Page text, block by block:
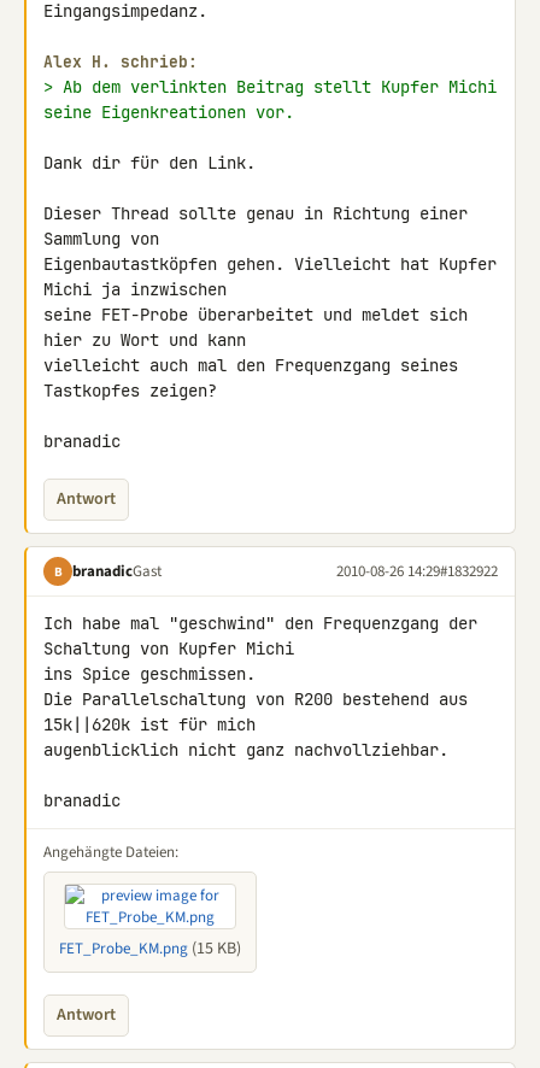
Eingangsimpedanz.
Alex H. schrieb:
> Ab dem verlinkten Beitrag stellt Kupfer Michi
seine Eigenkreationen vor.
Dank dir für den Link.
Dieser Thread sollte genau in Richtung einer
Sammlung von
Eigenbautastköpfen gehen. Vielleicht hat Kupfer
Michi ja inzwischen
seine FET-Probe überarbeitet und meldet sich
hier zu Wort und kann
vielleicht auch mal den Frequenzgang seines
Tastkopfes zeigen?
branadic
Antwort
B branadicGast 2010-08-26 14:29#1832922
Ich habe mal "geschwind" den Frequenzgang der
Schaltung von Kupfer Michi
ins Spice geschmissen.
Die Parallelschaltung von R200 bestehend aus
15k||620k ist für mich
augenblicklich nicht ganz nachvollziehbar.
branadic
Angehängte Dateien:
FET_Probe_KM.png (15 KB)
Antwort